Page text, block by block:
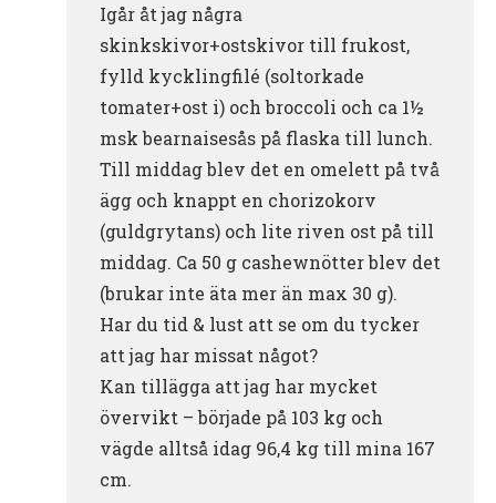
Igår åt jag några
skinkskivor+ostskivor till frukost,
fylld kycklingfilé (soltorkade
tomater+ost i) och broccoli och ca 1½
msk bearnaisesås på flaska till lunch.
Till middag blev det en omelett på två
ägg och knappt en chorizokorv
(guldgrytans) och lite riven ost på till
middag. Ca 50 g cashewnötter blev det
(brukar inte äta mer än max 30 g).
Har du tid & lust att se om du tycker
att jag har missat något?
Kan tillägga att jag har mycket
övervikt – började på 103 kg och
vägde alltså idag 96,4 kg till mina 167
cm.